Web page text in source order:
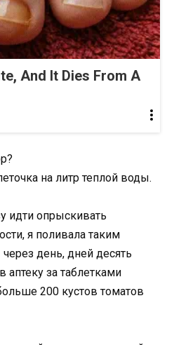
And It Dies From A
на литр теплой воды.
идти опрыскивать
я поливала таким
день, дней десять
за таблетками
200 кустов томатов